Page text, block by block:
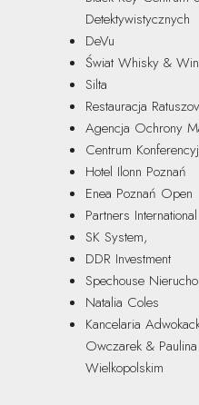
Detektywistycznych
DeVu
Świat Whisky &
Silta
Restauracja
Agencja Ochrony
Centrum
Hotel Ilonn Poznań
Enea Poznań Open
Partners International
SK System,
DDR Investment
Spechouse
Natalia Coles
Kancelaria
Owczarek &
Wielkopolskim